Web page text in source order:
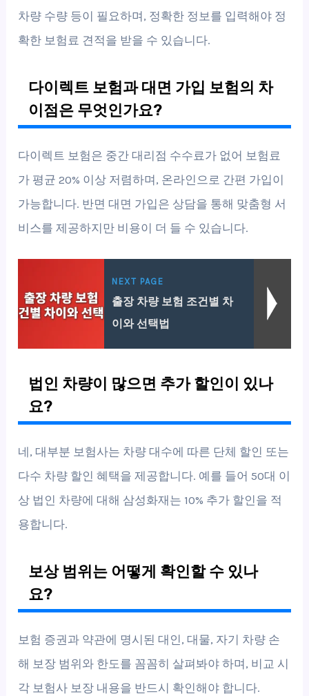
차량 수량 등이 필요하며, 정확한 정보를 입력해야 정
확한 보험료 견적을 받을 수 있습니다.
다이렉트 보험과 대면 가입 보험의 차
이점은 무엇인가요?
다이렉트 보험은 중간 대리점 수수료가 없어 보험료
가 평균 20% 이상 저렴하며, 온라인으로 간편 가입이
가능합니다. 반면 대면 가입은 상담을 통해 맞춤형 서
비스를 제공하지만 비용이 더 들 수 있습니다.
NEXT PAGE
출장 차량 보험 조건별 차
이와 선택법
법인 차량이 많으면 추가 할인이 있나
요?
네, 대부분 보험사는 차량 대수에 따른 단체 할인 또는
다수 차량 할인 혜택을 제공합니다. 예를 들어 50대 이
상 법인 차량에 대해 삼성화재는 10% 추가 할인을 적
용합니다.
보상 범위는 어떻게 확인할 수 있나
요?
보험 증권과 약관에 명시된 대인, 대물, 자기 차량 손
해 보장 범위와 한도를 꼼꼼히 살펴봐야 하며, 비교 시
각 보험사 보장 내용을 반드시 확인해야 합니다.